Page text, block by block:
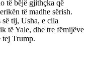
të bëjë gjithçka që
të madhe sërish.
së tij, Usha, e cila
të Yale, dhe tre fëmijëve
Trump.